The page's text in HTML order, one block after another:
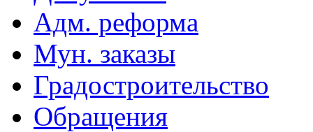
Адм. реформа
Мун. заказы
Градостроительство
Обращения